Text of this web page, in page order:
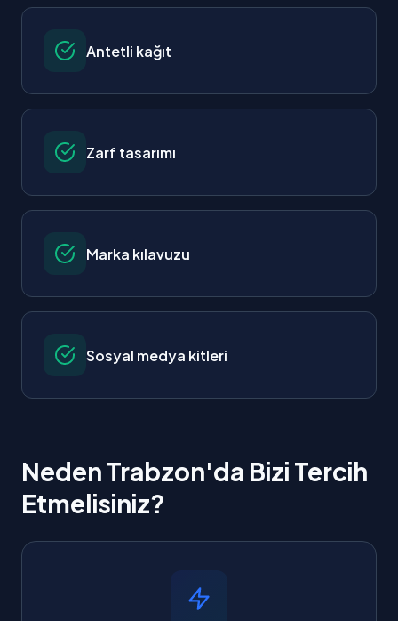
Antetli kağıt
Zarf tasarımı
Marka kılavuzu
Sosyal medya kitleri
Neden Trabzon'da Bizi Tercih
Etmelisiniz?